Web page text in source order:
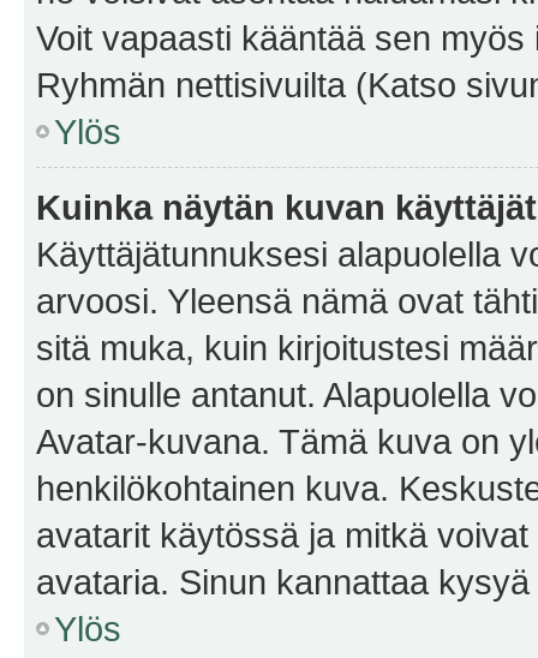
Voit vapaasti kääntää sen
Ryhmän nettisivuilta (Katso
Ylös
Kuinka näytän kuvan
Käyttäjätunnuksesi alapuolella
arvoosi. Yleensä nämä ovat
sitä muka, kuin kirjoitustesi
on sinulle antanut. Alapuolella
Avatar-kuvana. Tämä kuva on
henkilökohtainen kuva.
avatarit käytössä ja mitkä
avataria. Sinun kannattaa
Ylös